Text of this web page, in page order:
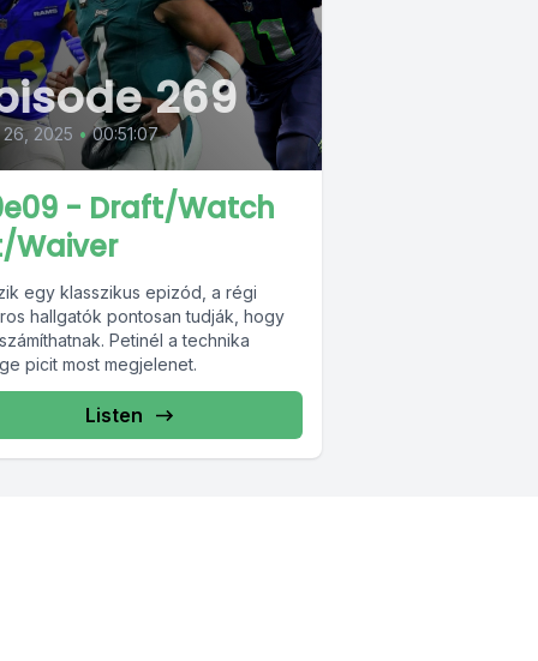
269
2025 • 00:51:07
- Draft/Watch
Waiver
egy klasszikus epizód, a régi
hallgatók pontosan tudják, hogy
Petinél a technika
picit most megjelenet.
Listen